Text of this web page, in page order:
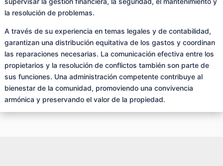
la resolución de problemas.
A través de su experiencia en temas legales y de contabilidad,
garantizan una distribución equitativa de los gastos y coordinan
las reparaciones necesarias. La comunicación efectiva entre los
propietarios y la resolución de conflictos también son parte de
sus funciones. Una administración competente contribuye al
bienestar de la comunidad, promoviendo una convivencia
armónica y preservando el valor de la propiedad.